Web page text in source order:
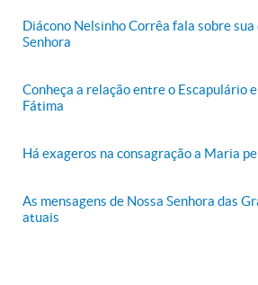
Diácono Nelsinho Corrêa fala sobre sua
Senhora
Conheça a relação entre o Escapulário
Fátima
Há exageros na consagração a Maria
As mensagens de Nossa Senhora das
atuais